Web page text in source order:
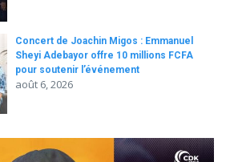
Concert de Joachin Migos : Emmanuel
Sheyi Adebayor offre 10 millions FCFA
pour soutenir l’événement
août 6, 2026